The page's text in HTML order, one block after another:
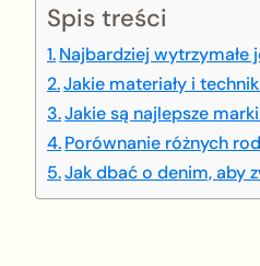
Spis treści
Najbardziej wytrzymałe
Jakie materiały i
Jakie są najlepsze
Porównanie różnych
Jak dbać o denim, aby